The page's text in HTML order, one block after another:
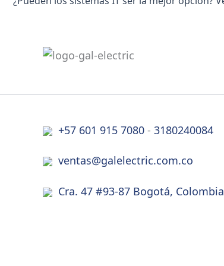
+57 601 915 7080 - 3180240084
ventas@galelectric.com.co
Cra. 47 #93-87 Bogotá, Colombia